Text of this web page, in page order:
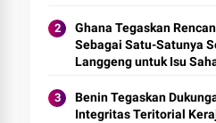
Ghana Tegaskan
Sebagai Satu-Satunya
Langgeng untuk Isu
Benin Tegaskan
Integritas Teritorial